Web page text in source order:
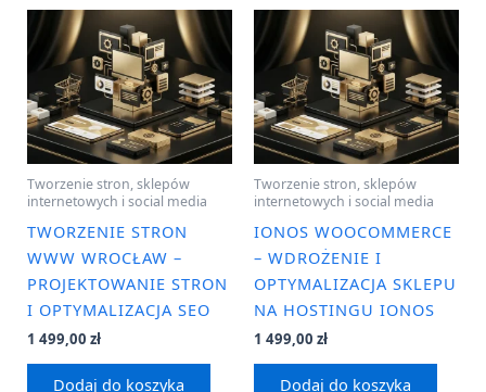
Tworzenie stron, sklepów
internetowych i social media
TWORZENIE STRON
WWW WROCŁAW –
PROJEKTOWANIE STRON
I OPTYMALIZACJA SEO
1 499,00 zł
Dodaj do koszyka
Tworzenie stron, sklepów
internetowych i social media
IONOS WOOCOMMERCE
– WDROŻENIE I
OPTYMALIZACJA SKLEPU
NA HOSTINGU IONOS
1 499,00 zł
Dodaj do koszyka